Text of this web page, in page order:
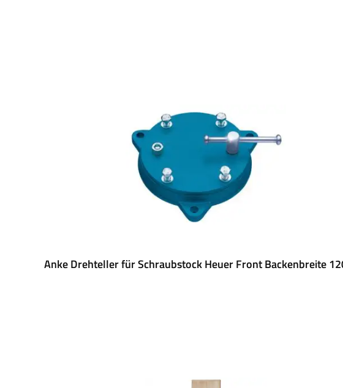
Anke Drehteller für Schraubstock Heuer Front Backenbreite